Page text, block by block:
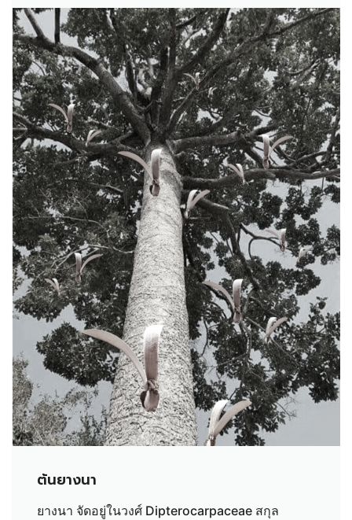
ต้นยางนา
ยางนา จัดอยู่ในวงศ์ Dipterocarpaceae สกุล